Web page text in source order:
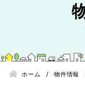
ホーム 物件情報